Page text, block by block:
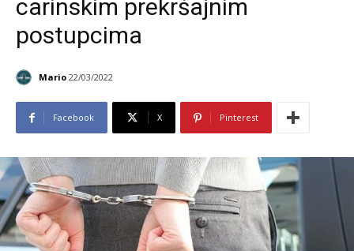
carinskim prekršajnim
postupcima
Mario 22/03/2022
Facebook X Pinterest